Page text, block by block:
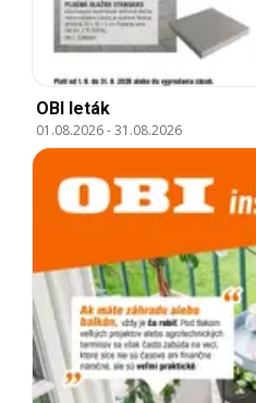
OBI leták
01.08.2026-31.08.2026